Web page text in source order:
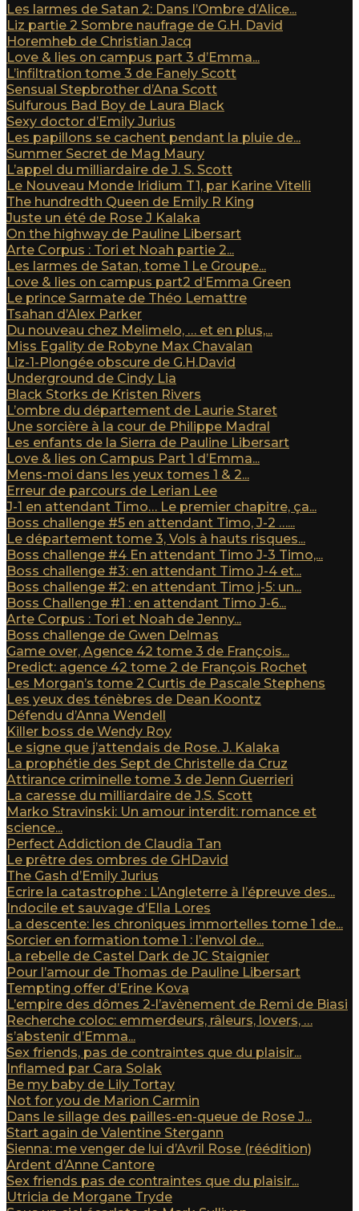
Les larmes de Satan 2: Dans l’Ombre d’Alice...
Liz partie 2 Sombre naufrage de G.H. David
Horemheb de Christian Jacq
Love & lies on campus part 3 d’Emma...
L’infiltration tome 3 de Fanely Scott
Sensual Stepbrother d’Ana Scott
Sulfurous Bad Boy de Laura Black
Sexy doctor d’Emily Jurius
Les papillons se cachent pendant la pluie de...
Summer Secret de Mag Maury
L’appel du milliardaire de J. S. Scott
Le Nouveau Monde Iridium T1, par Karine Vitelli
The hundredth Queen de Emily R King
Juste un été de Rose J Kalaka
On the highway de Pauline Libersart
Arte Corpus : Tori et Noah partie 2...
Les larmes de Satan, tome 1 Le Groupe...
Love & lies on campus part2 d’Emma Green
Le prince Sarmate de Théo Lemattre
Tsahan d’Alex Parker
Du nouveau chez Melimelo, … et en plus,...
Miss Egality de Robyne Max Chavalan
Liz-1-Plongée obscure de G.H.David
Underground de Cindy Lia
Black Storks de Kristen Rivers
L’ombre du département de Laurie Staret
Une sorcière à la cour de Philippe Madral
Les enfants de la Sierra de Pauline Libersart
Love & lies on Campus Part 1 d’Emma...
Mens-moi dans les yeux tomes 1 & 2...
Erreur de parcours de Lerian Lee
J-1 en attendant Timo… Le premier chapitre, ça...
Boss challenge #5 en attendant Timo, J-2 …...
Le département tome 3, Vols à hauts risques...
Boss challenge #4 En attendant Timo J-3 Timo,...
Boss challenge #3: en attendant Timo J-4 et...
Boss challenge #2: en attendant Timo j-5: un...
Boss Challenge #1 : en attendant Timo J-6...
Arte Corpus : Tori et Noah de Jenny...
Boss challenge de Gwen Delmas
Game over, Agence 42 tome 3 de François...
Predict: agence 42 tome 2 de François Rochet
Les Morgan’s tome 2 Curtis de Pascale Stephens
Les yeux des ténèbres de Dean Koontz
Défendu d’Anna Wendell
Killer boss de Wendy Roy
Le signe que j’attendais de Rose. J. Kalaka
La prophétie des Sept de Christelle da Cruz
Attirance criminelle tome 3 de Jenn Guerrieri
La caresse du milliardaire de J.S. Scott
Marko Stravinski: Un amour interdit: romance et
science...
Perfect Addiction de Claudia Tan
Le prêtre des ombres de GHDavid
The Gash d’Emily Jurius
Ecrire la catastrophe : L’Angleterre à l’épreuve des...
Indocile et sauvage d’Ella Lores
La descente: les chroniques immortelles tome 1 de...
Sorcier en formation tome 1 : l’envol de...
La rebelle de Castel Dark de JC Staignier
Pour l’amour de Thomas de Pauline Libersart
Tempting offer d’Erine Kova
L’empire des dômes 2-l’avènement de Remi de Biasi
Recherche coloc: emmerdeurs, râleurs, lovers, …
s’abstenir d’Emma...
Sex friends, pas de contraintes que du plaisir...
Inflamed par Cara Solak
Be my baby de Lily Tortay
Not for you de Marion Carmin
Dans le sillage des pailles-en-queue de Rose J...
Start again de Valentine Stergann
Sienna: me venger de lui d’Avril Rose (réédition)
Ardent d’Anne Cantore
Sex friends pas de contraintes que du plaisir...
Utricia de Morgane Tryde